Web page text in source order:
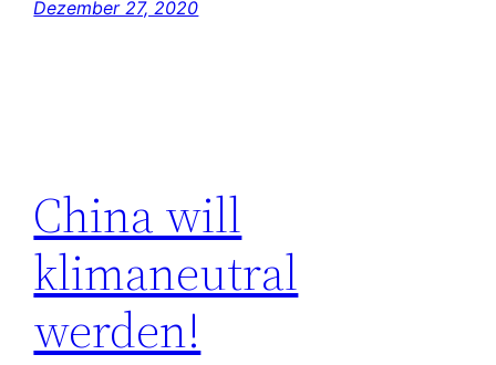
Dezember 27, 2020
China will
klimaneutral
werden!